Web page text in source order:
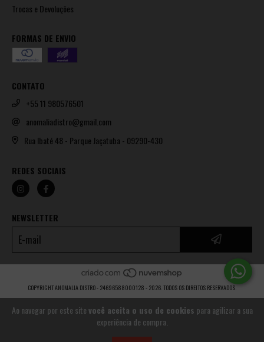
Ao navegar por este sitevocê aceita o uso de cookies para agilizar a sua
experiência de compra.
Trocas e Devoluções
FORMAS DE ENVIO
CONTATO
+55 11 980576501
anomaliadistro@gmail.com
Rua Ibaté 48 - Parque Jaçatuba - 09290-430
REDES SOCIAIS
NEWSLETTER
COPYRIGHT ANOMALIA DISTRO - 24696588000128 - 2026. TODOS OS DIREITOS RESERVADOS.